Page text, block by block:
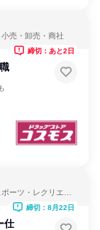
売・卸売・商社
締切：あと2日
ーツ・レクリエー
仕
締切：8月22日